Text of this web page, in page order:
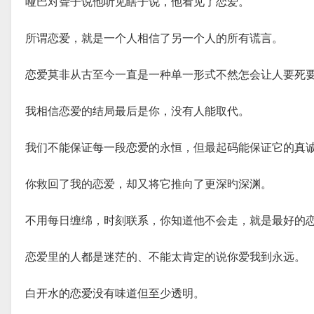
所谓恋爱，就是一个人相信了另一个人的所有谎言。
恋爱莫非从古至今一直是一种单一形式不然怎会让人要死要
我相信恋爱的结局最后是你，没有人能取代。
我们不能保证每一段恋爱的永恒，但最起码能保证它的真诚
你救回了我的恋爱，却又将它推向了更深旳深渊。
不用每日缠绵，时刻联系，你知道他不会走，就是最好的恋
恋爱里的人都是迷茫的、不能太肯定的说你爱我到永远。
白开水的恋爱没有味道但至少透明。